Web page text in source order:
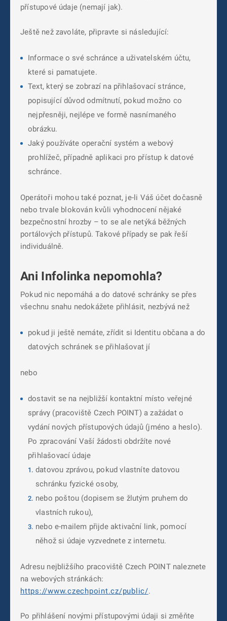
přístupové údaje (nemají jak).
Ještě než zavoláte, připravte si následující:
Informace o své schránce a uživatelském účtu,
které si pamatujete.
Text, který se zobrazí na přihlašovací stránce,
popisující důvod odmítnutí, pokud možno co
nejpřesněji, nejlépe ve formě nasnímaného
obrázku.
Jaký používáte operační systém a webový
prohlížeč, případně aplikaci pro přístup k datové
schránce.
Operátoři mohou také poznat, je-li Váš účet dočasně
nebo trvale blokován kvůli vyhodnocení nějaké
bezpečnostní hrozby – to se ale netýká běžných
portálových přístupů. Takové případy se pak řeší
individuálně.
Ani Infolinka nepomohla?
Pokud nic nepomáhá a do datové schránky se přes
všechnu snahu nedokážete přihlásit, nezbývá než
pokud ji ještě nemáte, zřídit si Identitu občana a do
datových schránek se přihlašovat jí
nebo
dostavit se na nejbližší kontaktní místo veřejné
správy (pracoviště Czech POINT) a zažádat o
vydání nových přístupových údajů (jméno a heslo).
Po zpracování Vaší žádosti obdržíte nové
přihlašovací údaje
datovou zprávou, pokud vlastníte datovou
schránku fyzické osoby,
nebo poštou (dopisem se žlutým pruhem do
vlastních rukou),
nebo e-mailem přijde aktivační link, pomocí
něhož si údaje vyzvednete z internetu.
Adresu nejbližšího pracoviště Czech POINT naleznete
na webových stránkách:
https://www.czechpoint.cz/public/.
Po přihlášení novými přístupovými údaji si změňte